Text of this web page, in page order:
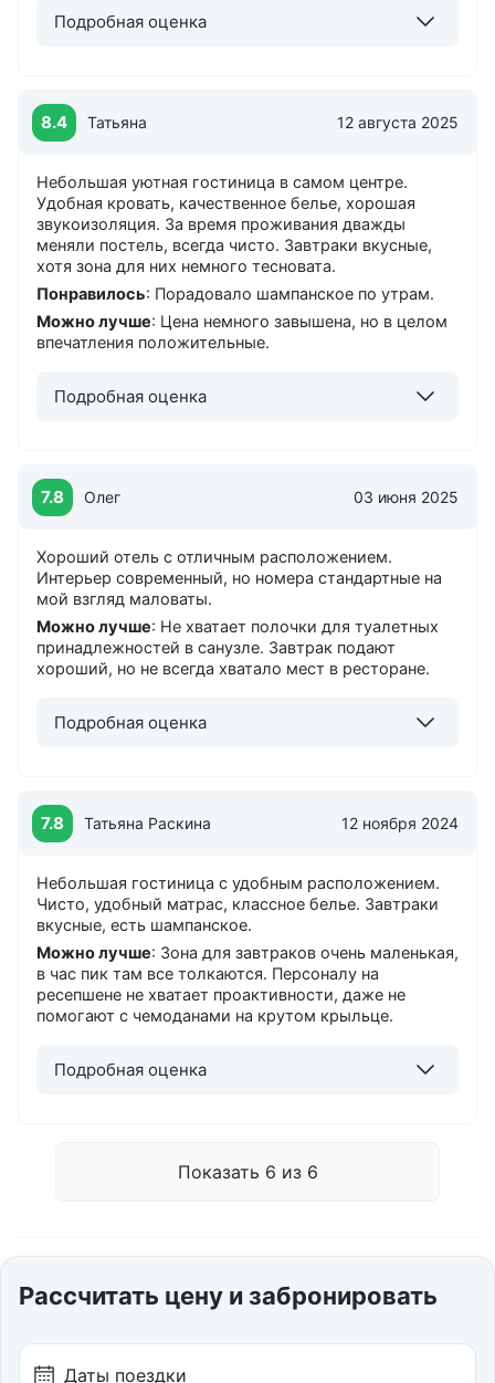
Подробная оценка
8.4 Татьяна 12 августа 2025
Небольшая уютная гостиница в самом центре.
Удобная кровать, качественное белье, хорошая
звукоизоляция. За время проживания дважды
меняли постель, всегда чисто. Завтраки вкусные,
хотя зона для них немного тесновата.
Понравилось: Порадовало шампанское по утрам.
Можно лучше: Цена немного завышена, но в целом
впечатления положительные.
Подробная оценка
7.8 Олег 03 июня 2025
Хороший отель с отличным расположением.
Интерьер современный, но номера стандартные на
мой взгляд маловаты.
Можно лучше: Не хватает полочки для туалетных
принадлежностей в санузле. Завтрак подают
хороший, но не всегда хватало мест в ресторане.
Подробная оценка
7.8 Татьяна Раскина 12 ноября 2024
Небольшая гостиница с удобным расположением.
Чисто, удобный матрас, классное белье. Завтраки
вкусные, есть шампанское.
Можно лучше: Зона для завтраков очень маленькая,
в час пик там все толкаются. Персоналу на
ресепшене не хватает проактивности, даже не
помогают с чемоданами на крутом крыльце.
Подробная оценка
Показать 6 из 6
Рассчитать цену и забронировать